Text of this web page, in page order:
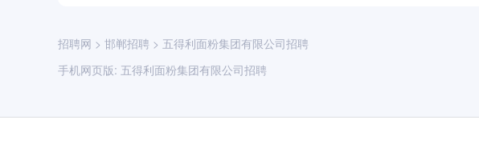
招聘网 > 邯郸招聘 > 五得利面粉集团有限公司招聘
手机网页版: 五得利面粉集团有限公司招聘